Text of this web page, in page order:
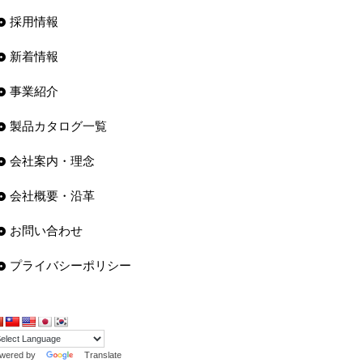
採用情報
新着情報
事業紹介
製品カタログ一覧
会社案内・理念
会社概要・沿革
お問い合わせ
プライバシーポリシー
by Translate